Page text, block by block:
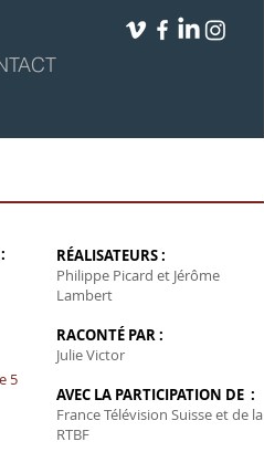
5
RÉALISATEURS :
Philippe Picard et Jérôme
Lambert
RACONTÉ PAR :
Julie Victor
AVEC LA PARTICIPATION DE :
France Télévision Suisse et de la
RTBF